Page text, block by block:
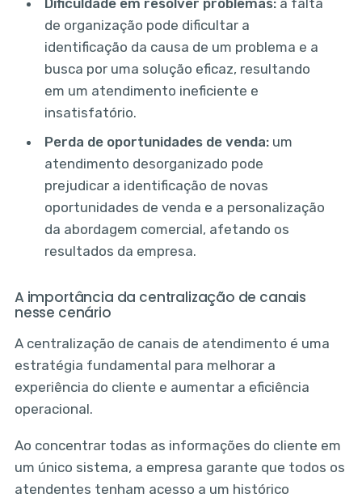
Dificuldade em resolver problemas: a falta
de organização pode dificultar a
identificação da causa de um problema e a
busca por uma solução eficaz, resultando
em um atendimento ineficiente e
insatisfatório.
Perda de oportunidades de venda: um
atendimento desorganizado pode
prejudicar a identificação de novas
oportunidades de venda e a personalização
da abordagem comercial, afetando os
resultados da empresa.
A importância da centralização de canais
nesse cenário
A centralização de canais de atendimento é uma
estratégia fundamental para melhorar a
experiência do cliente e aumentar a eficiência
operacional.
Ao concentrar todas as informações do cliente em
um único sistema, a empresa garante que todos os
atendentes tenham acesso a um histórico